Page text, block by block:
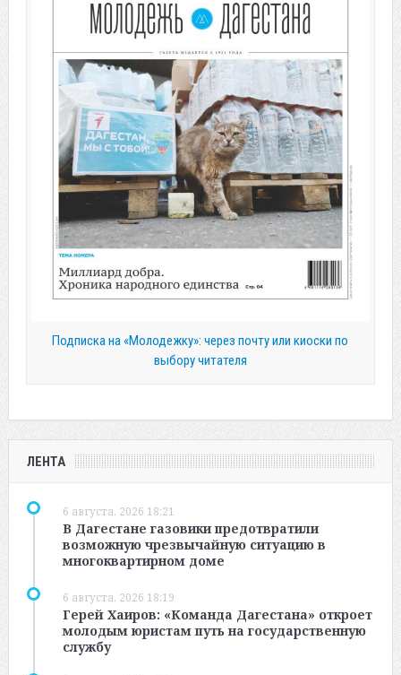
Подписка на «Молодежку»: через почту или киоски по
выбору читателя
ЛЕНТА
6 августа, 2026 18:21
В Дагестане газовики предотвратили
возможную чрезвычайную ситуацию в
многоквартирном доме
6 августа, 2026 18:19
Герей Хаиров: «Команда Дагестана» откроет
молодым юристам путь на государственную
службу